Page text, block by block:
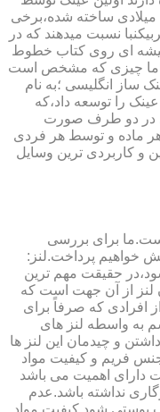
سالوینو دارماتی اهل ایتالیا در سال ۱۲۸۴ میلادی ساخته شده،برخی
نسبت میدهند که در
شیشه ای روی کتاب خطوط
چیزی که مشخص است
میلادی یک عینک ساز انگلیسی ؛به نام
را توسعه داد،که
در دو طرف صورت
ماده و توسط هر فردی
و کاربردی ترین وسایل
برای بررسی
خواهیم پرداخت.لنز:
حقیقت مهم ترین
از آن جهت است که
افرادی که صرفاً برای
به واسطه لنز های
و چیدمان این لنز ها
فریم و کیفیت مواد
دارای اهمیت می باشد
نداشته باشد.عدم